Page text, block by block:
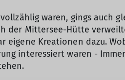
waren, gings auch
der Mittersee-Hütte
eigene Kreationen dazu.
interessiert waren -